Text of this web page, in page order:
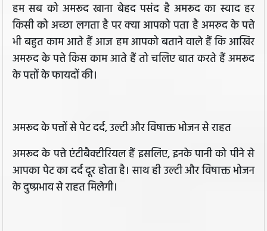
हम सब को अमरूद खाना बेहद पसंद है अमरूद का स्वाद हर
किसी को अच्छा लगता है पर क्या आपको पता है अमरुद के पत्ते
भी बहुत काम आते हैं आज हम आपको बताने वाले हैं कि आखिर
अमरुद के पत्ते किस काम आते हैं तो चलिए बात करते हैं अमरूद
के पत्तों के फायदों की।
अमरूद के पत्तों से पेट दर्द, उल्टी और विषाक्त भोजन से राहत
अमरूद के पत्ते एंटीबैक्टीरियल हैं इसलिए, इनके पानी को पीने से
आपका पेट का दर्द दूर होता है। साथ ही उल्टी और विषाक्त भोजन
के दुष्प्रभाव से राहत मिलेगी।